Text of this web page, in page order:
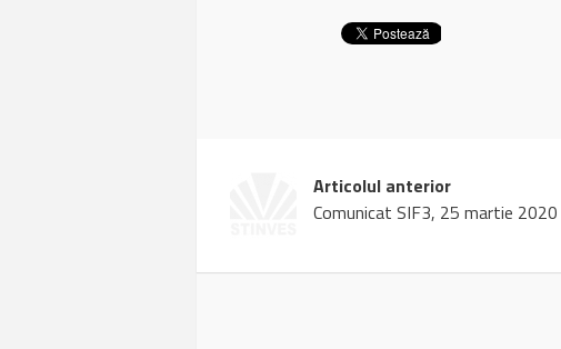
Articolul anterior
Comunicat SIF3, 25 martie 2020